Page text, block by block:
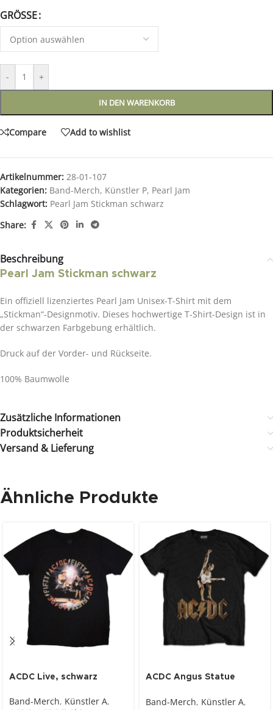
GRÖSSE
- +
IN DEN WARENKORB
Compare Add to wishlist
Artikelnummer: 28-01-107
Kategorien: Band-Merch, Künstler P, Pearl Jam
Schlagwort: Pearl Jam Stickman schwarz
Share:
Beschreibung
Pearl Jam Stickman schwarz
Ein offiziell lizenziertes Pearl Jam Unisex-T-Shirt mit dem
„Stickman“-Designmotiv. Dieses hochwertige T-Shirt-Design ist in
der schwarzen Farbgebung erhältlich.
Druck auf der Vorder- und Rückseite.
100% Baumwolle
Zusätzliche Informationen
Produktsicherheit
Versand & Lieferung
Ähnliche Produkte
ACDC Live, schwarz
Band-Merch, Künstler A,
ACDC Angus Statue
Band-Merch, Künstler A,